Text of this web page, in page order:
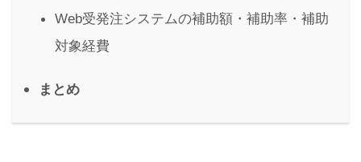
Web受発注システムの補助額・補助率・補助
対象経費
まとめ